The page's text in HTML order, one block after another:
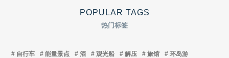
POPULAR TAGS
热门标签
自行车 能量景点 酒 观光船 解压 旅馆 环岛游